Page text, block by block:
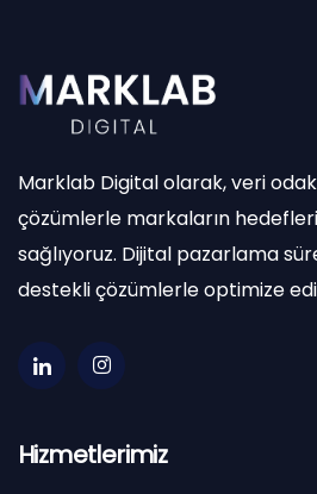
Marklab Digital olarak, veri
çözümlerle markaların
sağlıyoruz. Dijital pazarlama
destekli çözümlerle optimize
Hizmetlerimiz